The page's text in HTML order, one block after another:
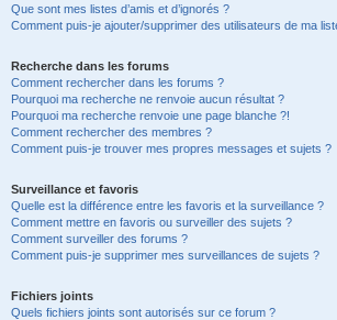
Que sont mes listes d’amis et d’ignorés ?
Comment puis-je ajouter/supprimer des utilisateurs de ma
Recherche dans les forums
Comment rechercher dans les forums ?
Pourquoi ma recherche ne renvoie aucun résultat ?
Pourquoi ma recherche renvoie une page blanche ?!
Comment rechercher des membres ?
Comment puis-je trouver mes propres messages et sujets ?
Surveillance et favoris
Quelle est la différence entre les favoris et la surveillance ?
Comment mettre en favoris ou surveiller des sujets ?
Comment surveiller des forums ?
Comment puis-je supprimer mes surveillances de sujets ?
Fichiers joints
Quels fichiers joints sont autorisés sur ce forum ?